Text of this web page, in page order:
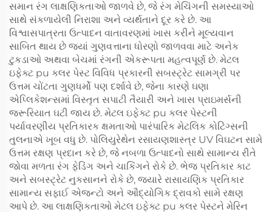
સમાન રંગ લાક્ષણિકતાઓ જાળવે છે, જે રંગ મેચિંગની સમસ્યાઓ
સાથે સંકળાયેલી નિરાશા અને વ્યર્થતાને દૂર કરે છે. આ
વિશ્વાસપાત્રતા ઉત્પાદન વાતાવરણમાં ખાસ કરીને મૂલ્યવાન
સાબિત થાય છે જ્યાં ગુણવત્તાના ધોરણો જાળવવા માટે અનેક
ટુકડાઓ અથવા બેચમાં રંગની એકરૂપતા મહત્વપૂર્ણ છે. મેટલ
ઇફેક્ટ pu કલર પેસ્ટ વિવિધ પ્રકારની સબસ્ટ્રેટ સામગ્રી પર
ઉત્તમ ચોંટતા ગુણધર્મો પણ દર્શાવે છે, જેના કારણે ઘણા
એપ્લિકેશન્સમાં વિસ્તૃત સપાટી તૈયારી અને ખાસ પ્રાઇમર્સની
જરૂરિયાત ઘટી જાય છે. મેટલ ઇફેક્ટ pu કલર પેસ્ટની
પર્યાવરણીય પ્રતિકારક ક્ષમતાઓ પારંપારિક મેટલિક કોટિંગ્સની
તુલનાએ ખૂબ વધુ છે. પોલિયુરેથેન રસાયણશાસ્ત્ર UV વિઘટન સામે
ઉત્તમ રક્ષણ પ્રદાન કરે છે, જે નબળા ઉત્પાદનો સાથે સામાન્ય રીતે
જોવા મળતા રંગ ફેડિંગ અને ચાકિંગને રોકે છે. ભેજ પ્રતિકાર કાટ
અને સબસ્ટ્રેટ નુકસાનને રોકે છે, જ્યારે રાસાયણિક પ્રતિકાર
સામાન્ય સફાઈ એજન્ટો અને ઔદ્યોગિક દ્રાવકો સામે રક્ષણ
આપે છે. આ લાક્ષણિકતાઓ મેટલ ઇફેક્ટ pu કલર પેસ્ટને મેરિન